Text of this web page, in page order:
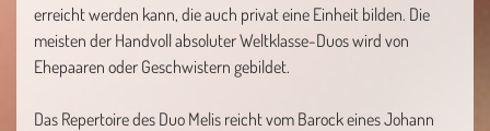
erreicht werden kann, die auch privat eine Einheit bilden. Die
meisten der Handvoll absoluter Weltklasse-Duos wird von
Ehepaaren oder Geschwistern gebildet.
Das Repertoire des Duo Melis reicht vom Barock eines Johann